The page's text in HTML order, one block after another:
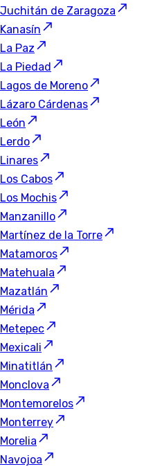
Juchitán de Zaragoza
Kanasín
La Paz
La Piedad
Lagos de Moreno
Lázaro Cárdenas
León
Lerdo
Linares
Los Cabos
Los Mochis
Manzanillo
Martínez de la Torre
Matamoros
Matehuala
Mazatlán
Mérida
Metepec
Mexicali
Minatitlán
Monclova
Montemorelos
Monterrey
Morelia
Navojoa